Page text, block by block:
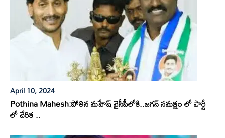
April 10, 2024
Pothina Mahesh:పోతిన మహేష్ వైసీపీలోకి..జగన్ సమక్షం లో పార్టీ
లో చేరిక ..